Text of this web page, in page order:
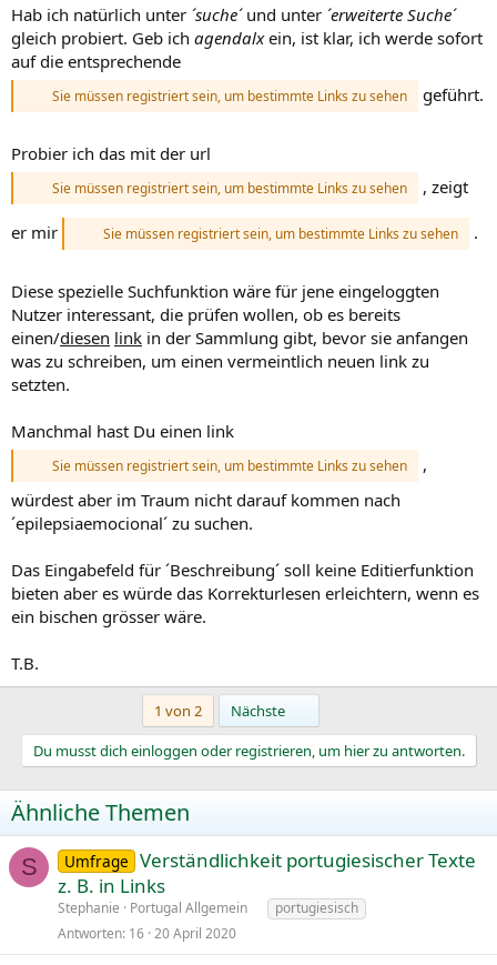
Hab ich natürlich unter ´suche´und unter ´erweiterte Suche´
gleich probiert. Geb ich agendalxein, ist klar, ich werde sofort
auf die entsprechende
Sie müssen registriert sein, um bestimmte Links zu sehen geführt.
Probier ich das mit der url
Sie müssen registriert sein, um bestimmte Links zu sehen , zeigt
er mir Sie müssen registriert sein, um bestimmte Links zu sehen .
Diese spezielle Suchfunktion wäre für jene eingeloggten
Nutzer interessant, die prüfen wollen, ob es bereits
einen/diesen link in der Sammlung gibt, bevor sie anfangen
was zu schreiben, um einen vermeintlich neuen link zu
setzten.
Manchmal hast Du einen link
Sie müssen registriert sein, um bestimmte Links zu sehen
,
würdest aber im Traum nicht darauf kommen nach
´epilepsiaemocional´ zu suchen.
Das Eingabefeld für ´Beschreibung´ soll keine Editierfunktion
bieten aber es würde das Korrekturlesen erleichtern, wenn es
ein bischen grösser wäre.
T.B.
1 von 2 Nächste
Du musst dich einloggen oder registrieren, um hier zu antworten.
Ähnliche Themen
S Umfrage Verständlichkeit portugiesischer Texte
z. B. in Links
Stephanie Portugal Allgemein
portugiesisch
Antworten 16 20 April 2020